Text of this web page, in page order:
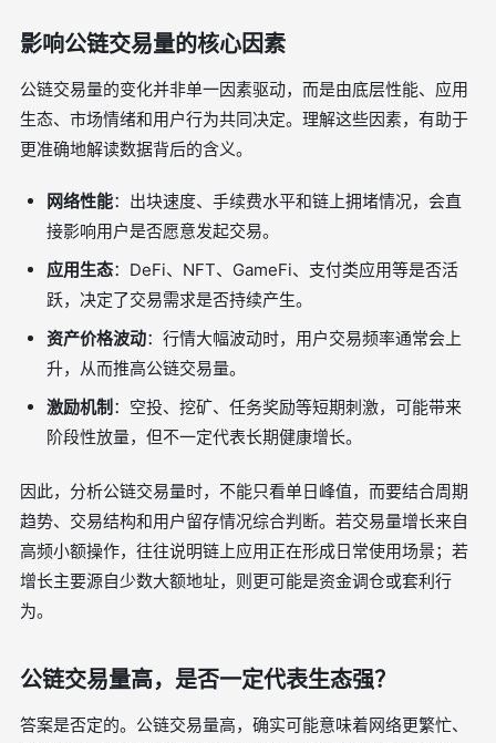
影响公链交易量的核心因素
公链交易量的变化并非单一因素驱动，而是由底层性能、应用
生态、市场情绪和用户行为共同决定。理解这些因素，有助于
更准确地解读数据背后的含义。
网络性能：出块速度、手续费水平和链上拥堵情况，会直
接影响用户是否愿意发起交易。
应用生态：DeFi、NFT、GameFi、支付类应用等是否活
跃，决定了交易需求是否持续产生。
资产价格波动：行情大幅波动时，用户交易频率通常会上
升，从而推高公链交易量。
激励机制 ：空投、挖矿、任务奖励等短期刺激，可能带来
阶段性放量，但不一定代表长期健康增长。
因此，分析公链交易量时，不能只看单日峰值，而要结合周期
趋势、交易结构和用户留存情况综合判断。若交易量增长来自
高频小额操作，往往说明链上应用正在形成日常使用场景；若
增长主要源自少数大额地址，则更可能是资金调仓或套利行
为。
公链交易量高，是否一定代表生态强？
答案是否定的。公链交易量高，确实可能意味着网络更繁忙、